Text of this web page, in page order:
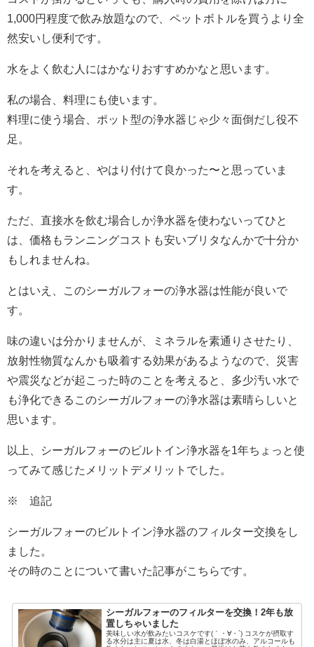
1,000円程度で飲み放題なので、ペットボトルを買うより全
然安いし便利です。
水をよく飲む人にはかなりおすすめかなと思います。
私の場合、料理にも使います。
料理に使う場合、ポット型の浄水器じゃ少々面倒だし役不
足。
それを考えると、やはり付けて良かった〜と思っていま
す。
ただ、直接水を飲む場合しか浄水器を使わないってひと
は、価格もランニングコストも安いブリタなんかで十分か
もしれませんね。
とはいえ、このシーガルフォーの浄水器は性能が良いで
す。
味の違いは分かりませんが、ミネラルを素通りさせたり、
放射性物質なんかも吸着する効果があるようなので、災害
や震災などが起こった時のことを考えると、多少汚い水で
も浄化できるこのシーガルフォーの浄水器は素晴らしいと
思います。
以上、シーガルフォーのビルトイン浄水器を1年ちょっと使
ってみて感じたメリットデメリットでした。
※ 追記
シーガルフォーのビルトイン浄水器のフィルター交換をし
ました。
その時のことについて書いた記事がこちらです。
シーガルフォーのフィルターを交換！2年も放
置しちゃいました
美味しい水が飲みたいコスケです(｀・∀・´) コスケが摂取す
る水分は主に夏は水、冬は白湯とほぼ水のみ、アルコールも